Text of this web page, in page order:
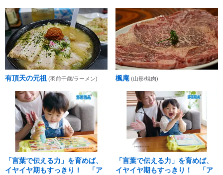
有頂天の元祖 (羽前千歳/ラーメン) 楓庵 (山形/焼肉)
「言葉で伝える力」を育めば、
イヤイヤ期もすっきり！ 「ア
「言葉で伝える力」を育めば、
イヤイヤ期もすっきり！ 「ア